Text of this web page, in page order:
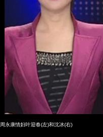
周永康情妇叶迎春(左)和沈冰(右)